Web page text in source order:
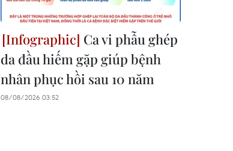
Ca vi phẫu ghép
da đầu hiếm gặp giúp bệnh
nhân phục hồi sau 10 năm
08/08/2026 03:52